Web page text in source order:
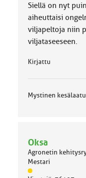
a
:
Siellä on nyt
aiheuttaisi
viljapeltoja niin
viljataseeseen.
Kirjattu
Mystinen
Oksa
Agronetin
Mestari
J